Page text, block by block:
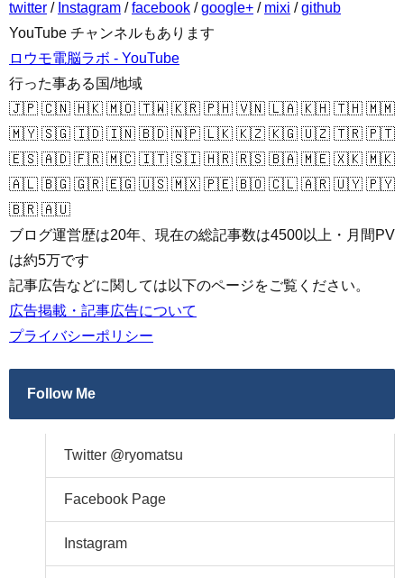
twitter / Instagram /facebook /google+ / mixi /github
YouTube チャンネルもあります
ロウモ電脳ラボ - YouTube
行った事ある国/地域
🇯🇵 🇨🇳 🇭🇰 🇲🇴 🇹🇼 🇰🇷 🇵🇭 🇻🇳 🇱🇦 🇰🇭 🇹🇭 🇲🇲
🇲🇾 🇸🇬 🇮🇩 🇮🇳 🇧🇩 🇳🇵 🇱🇰 🇰🇿 🇰🇬 🇺🇿 🇹🇷 🇵🇹
🇪🇸 🇦🇩 🇫🇷 🇲🇨 🇮🇹 🇸🇮 🇭🇷 🇷🇸 🇧🇦 🇲🇪 🇽🇰 🇲🇰
🇦🇱 🇧🇬 🇬🇷 🇪🇬 🇺🇸 🇲🇽 🇵🇪 🇧🇴 🇨🇱 🇦🇷 🇺🇾 🇵🇾
🇧🇷 🇦🇺
ブログ運営歴は20年、現在の総記事数は4500以上・月間PV
は約5万です
記事広告などに関しては以下のページをご覧ください。
広告掲載・記事広告について
プライバシーポリシー
Follow Me
Twitter @ryomatsu
Facebook Page
Instagram